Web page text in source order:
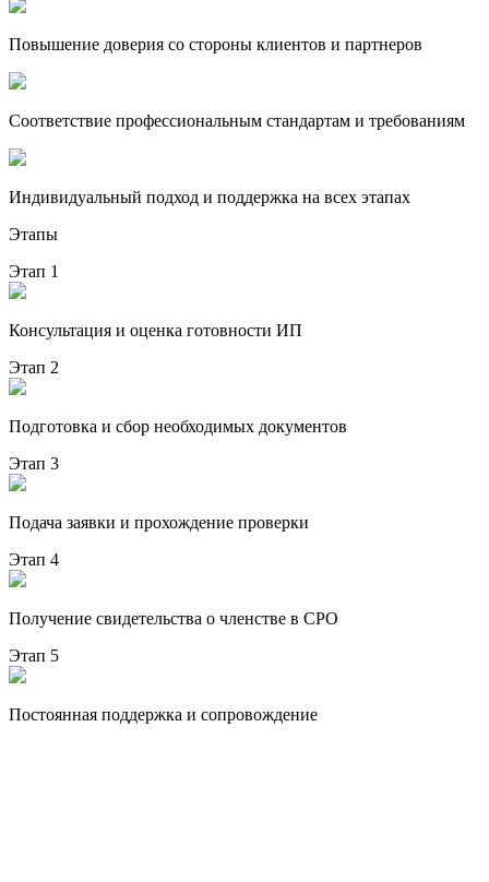
Повышение доверия со стороны клиентов и партнеров
Соответствие профессиональным стандартам и требованиям
Индивидуальный подход и поддержка на всех этапах
Этапы
Этап 1
Консультация и оценка готовности ИП
Этап 2
Подготовка и сбор необходимых документов
Этап 3
Подача заявки и прохождение проверки
Этап 4
Получение свидетельства о членстве в СРО
Этап 5
Постоянная поддержка и сопровождение